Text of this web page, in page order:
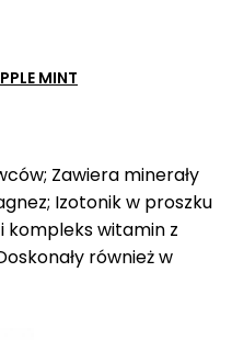
MINT
Zawiera minerały
Izotonik w proszku
kompleks witamin z
również w